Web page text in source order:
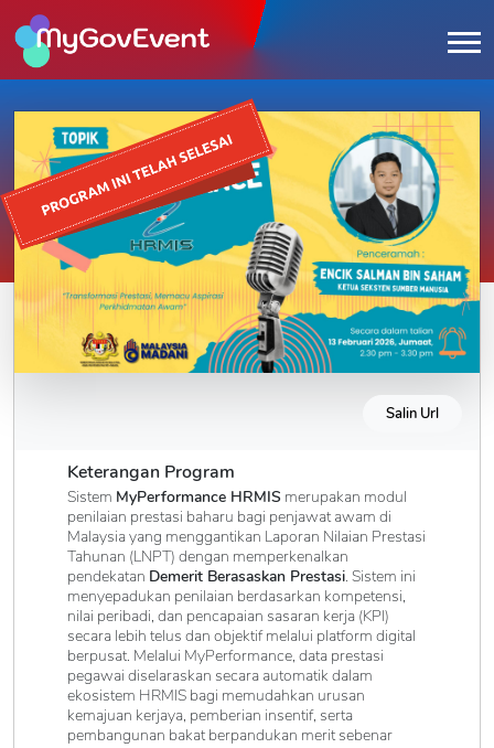
Salin Url
Keterangan Program
Sistem MyPerformance HRMIS merupakan modul
penilaian prestasi baharu bagi penjawat awam di
Malaysia yang menggantikan Laporan Nilaian Prestasi
Tahunan (LNPT) dengan memperkenalkan
pendekatan Demerit Berasaskan Prestasi. Sistem ini
menyepadukan penilaian berdasarkan kompetensi,
nilai peribadi, dan pencapaian sasaran kerja (KPI)
secara lebih telus dan objektif melalui platform digital
berpusat. Melalui MyPerformance, data prestasi
pegawai diselaraskan secara automatik dalam
ekosistem HRMIS bagi memudahkan urusan
kemajuan kerjaya, pemberian insentif, serta
pembangunan bakat berpandukan merit sebenar